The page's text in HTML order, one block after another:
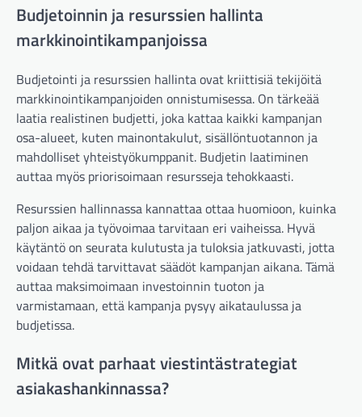
Budjetoinnin ja resurssien hallinta
markkinointikampanjoissa
Budjetointi ja resurssien hallinta ovat kriittisiä tekijöitä
markkinointikampanjoiden onnistumisessa. On tärkeää
laatia realistinen budjetti, joka kattaa kaikki kampanjan
osa-alueet, kuten mainontakulut, sisällöntuotannon ja
mahdolliset yhteistyökumppanit. Budjetin laatiminen
auttaa myös priorisoimaan resursseja tehokkaasti.
Resurssien hallinnassa kannattaa ottaa huomioon, kuinka
paljon aikaa ja työvoimaa tarvitaan eri vaiheissa. Hyvä
käytäntö on seurata kulutusta ja tuloksia jatkuvasti, jotta
voidaan tehdä tarvittavat säädöt kampanjan aikana. Tämä
auttaa maksimoimaan investoinnin tuoton ja
varmistamaan, että kampanja pysyy aikataulussa ja
budjetissa.
Mitkä ovat parhaat viestintästrategiat
asiakashankinnassa?